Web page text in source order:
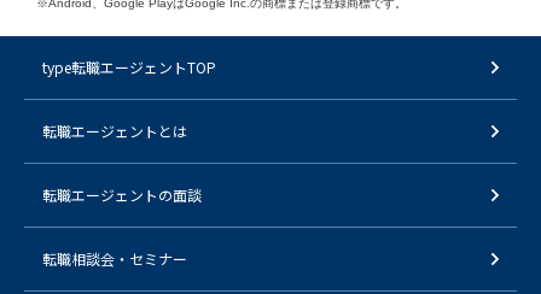
※Android、Google PlayはGoogle Inc.の商標または登録商標です。
type転職エージェントTOP
転職エージェントとは
転職エージェントの面談
転職相談会・セミナー